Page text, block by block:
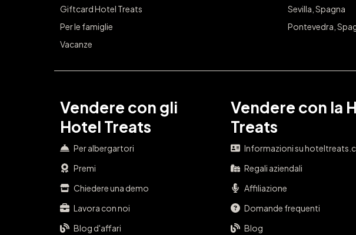
Giftcard Hotel Treats
Per le famiglie
Vacanze
Sevilla, Spagna
Pontevedra,
Vendere con gli
Hotel Treats
Per albergartori
Premi
Chiedere una demo
Lavora con noi
Blog d'affari
Vendere con la
Treats
Informazioni su
Regali aziendali
Affiliazione
Domande frequenti
Blog